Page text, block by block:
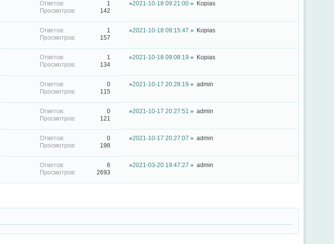
1
142
2021-10-18 09:21:00 Kopias
1
157
2021-10-18 09:15:47 Kopias
1
134
2021-10-18 09:08:19 Kopias
0
115
2021-10-17 20:28:19 admin
0
121
2021-10-17 20:27:51 admin
0
198
2021-10-17 20:27:07 admin
6
2693
2021-03-20 19:47:27 admin